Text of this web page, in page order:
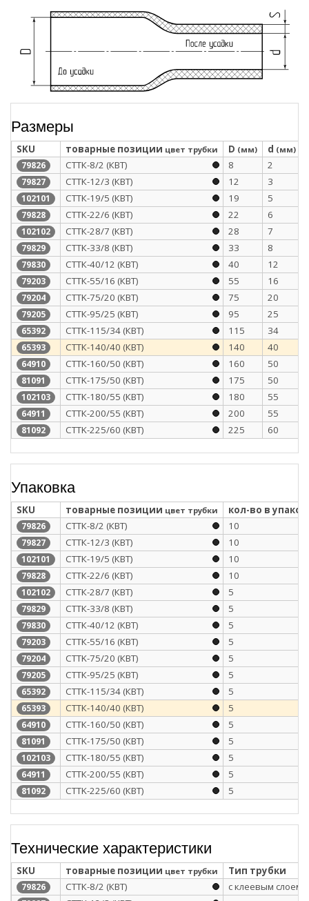
Размеры
SKU товарные позиции цвет трубки D (мм) d (мм)
79826 СТТК-8/2 (КВТ) 8 2
79827 СТТК-12/3 (КВТ) 12 3
102101 СТТК-19/5 (КВТ) 19 5
79828 СТТК-22/6 (КВТ) 22 6
102102 СТТК-28/7 (КВТ) 28 7
79829 СТТК-33/8 (КВТ) 33 8
79830 СТТК-40/12 (КВТ) 40 12
79203 СТТК-55/16 (КВТ) 55 16
79204 CTTK-75/20 (КВТ) 75 20
79205 СТТК-95/25 (КВТ) 95 25
65392 СТТК-115/34 (КВТ) 115 34
65393 СТТК-140/40 (КВТ) 140 40
64910 СТТК-160/50 (КВТ) 160 50
81091 CTTK-175/50 (КВТ) 175 50
102103 СТТК-180/55 (КВТ) 180 55
64911 СТТК-200/55 (КВТ) 200 55
81092 CTTK-225/60 (КВТ) 225 60
Упаковка
SKU товарные позиции цвет трубки кол-во в
79826 СТТК-8/2 (КВТ) 10
79827 СТТК-12/3 (КВТ) 10
102101 СТТК-19/5 (КВТ) 10
79828 СТТК-22/6 (КВТ) 10
102102 СТТК-28/7 (КВТ) 5
79829 СТТК-33/8 (КВТ) 5
79830 СТТК-40/12 (КВТ) 5
79203 СТТК-55/16 (КВТ) 5
79204 CTTK-75/20 (КВТ) 5
79205 СТТК-95/25 (КВТ) 5
65392 СТТК-115/34 (КВТ) 5
65393 СТТК-140/40 (КВТ) 5
64910 СТТК-160/50 (КВТ) 5
81091 CTTK-175/50 (КВТ) 5
102103 СТТК-180/55 (КВТ) 5
64911 СТТК-200/55 (КВТ) 5
81092 CTTK-225/60 (КВТ) 5
Технические характеристики
SKU товарные позиции цвет трубки Тип трубки
79826 СТТК-8/2 (КВТ) с клеевым слоем